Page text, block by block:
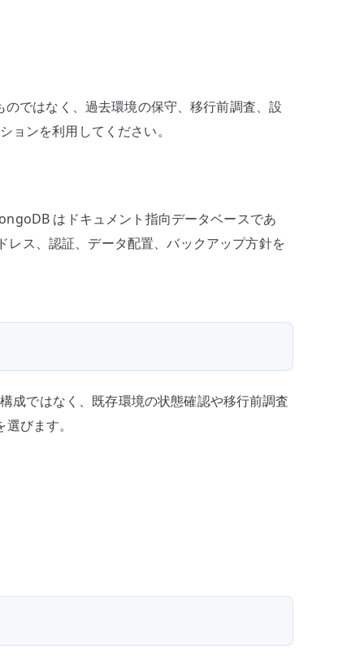
ではなく、過去環境の保守、移行前調査、設
ンを利用してください。
はドキュメント指向データベースであ
ス、認証、データ配置、バックアップ方針を
成ではなく、既存環境の状態確認や移行前調査
びます。